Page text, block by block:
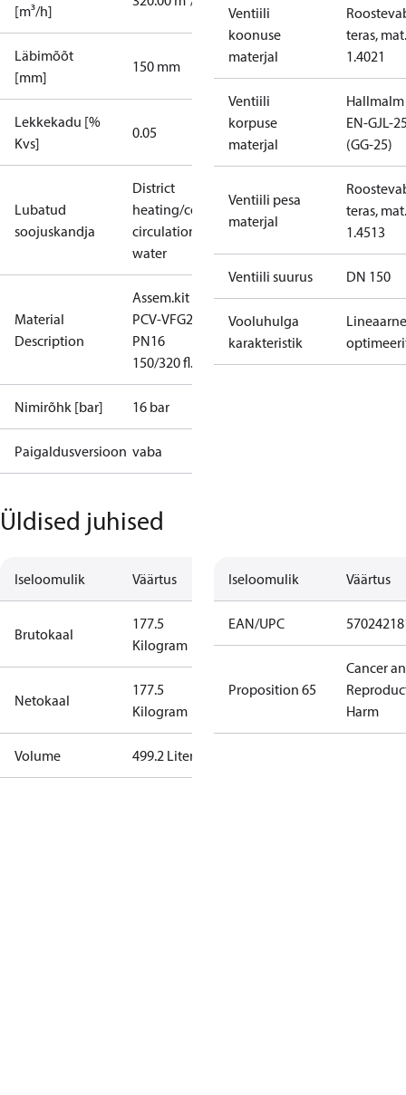
[m³/h]
Läbimõõt
[mm]
150 mm
Lekkekadu [%
Kvs]
0.05
Lubatud
soojuskandja
District
heating/cooling
circulation
water
Material
Description
Assem.kit
PCV-VFG21
PN16
150/320 fl.
Nimirõhk [bar] 16 bar
Paigaldusversioon vaba
Ventiili
koonuse
materjal
teras,
1.4021
Ventiili
korpuse
materjal
Hallmalm
EN-GJL-
(GG-25)
Ventiili pesa
materjal
teras,
1.4513
Ventiili suurus DN 150
Vooluhulga
karakteristik
Lineaarne
Üldised juhised
Iseloomulik Väärtus
Brutokaal
177.5
Kilogram
Netokaal
177.5
Kilogram
Volume 499.2 Liter
Iseloomulik Väärtus
EAN/UPC
Proposition 65
Cancer
Harm